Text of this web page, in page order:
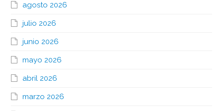
agosto 2026
julio 2026
junio 2026
mayo 2026
abril 2026
marzo 2026